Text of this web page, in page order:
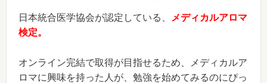
日本統合医学協会が認定している、
メディカルアロマ
検定。
オンライン完結で取得が目指せるため、メディカルア
ロマに興味を持った人が、勉強を始めてみるのにぴっ